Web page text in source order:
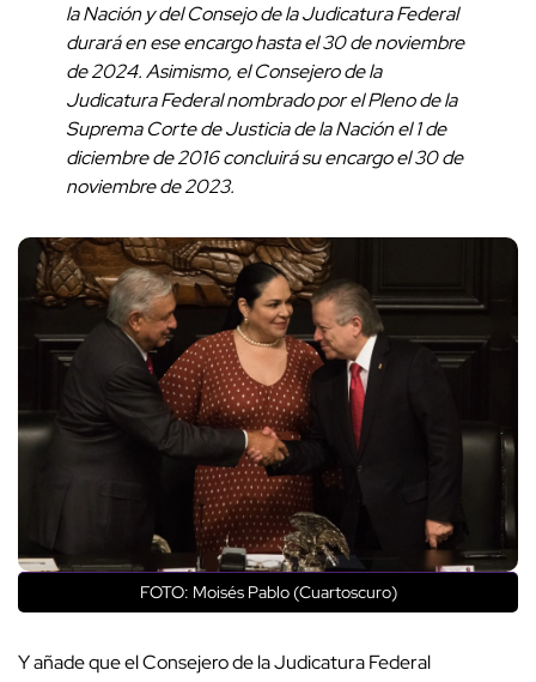
la Nación y del Consejo de la Judicatura Federal
durará en ese encargo hasta el 30 de noviembre
de 2024. Asimismo, el Consejero de la
Judicatura Federal nombrado por el Pleno de la
Suprema Corte de Justicia de la Nación el 1 de
diciembre de 2016 concluirá su encargo el 30 de
noviembre de 2023.
FOTO: Moisés Pablo (Cuartoscuro)
Y añade que el Consejero de la Judicatura Federal